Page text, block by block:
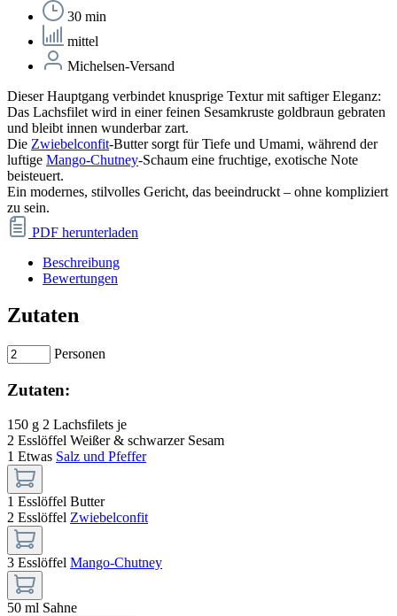
30 min
mittel
Michelsen-Versand
Dieser Hauptgang verbindet knusprige Textur mit saftiger Eleganz:
Das Lachsfilet wird in einer feinen Sesamkruste goldbraun gebraten
und bleibt innen wunderbar zart.
Die Zwiebelconfit-Buttersorgt für Tiefe und Umami, während der
luftige Mango-Chutney-Schaum eine fruchtige, exotische Note
beisteuert.
Ein modernes, stilvolles Gericht, das beeindruckt – ohne kompliziert
zu sein.
PDF herunterladen
Beschreibung
Bewertungen
Zutaten
Personen
Zutaten:
150 g 2 Lachsfilets je
2 Esslöffel Weißer & schwarzer Sesam
1 Etwas Salz und Pfeffer
1 Esslöffel Butter
2 Esslöffel Zwiebelconfit
3 Esslöffel Mango-Chutney
50 ml Sahne